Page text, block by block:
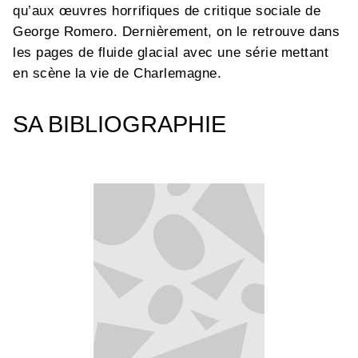
qu’aux œuvres horrifiques de critique sociale de
George Romero. Dernièrement, on le retrouve dans
les pages de fluide glacial avec une série mettant
en scène la vie de Charlemagne.
SA BIBLIOGRAPHIE